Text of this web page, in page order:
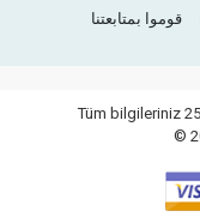
قوموا بمتابعتنا
Tüm bilgileriniz
©